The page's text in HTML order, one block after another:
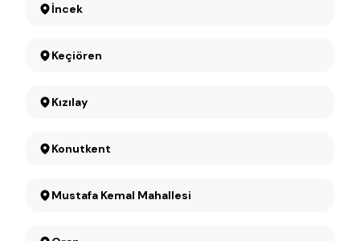
İncek
Keçiören
Kızılay
Konutkent
Mustafa Kemal Mahallesi